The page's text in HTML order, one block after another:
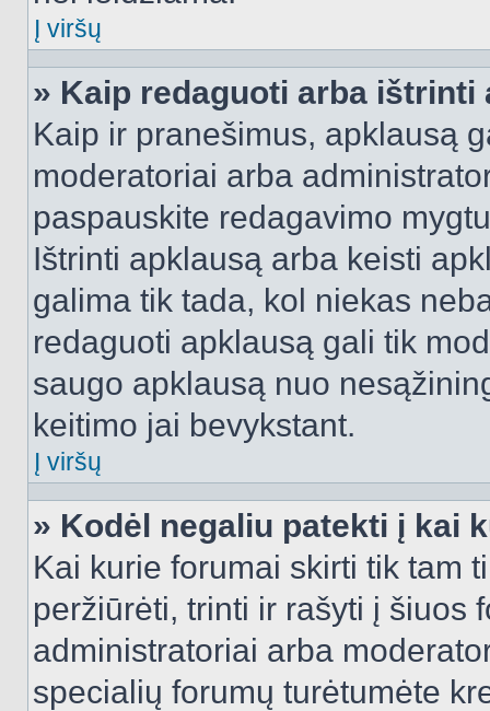
Į viršų
» Kaip redaguoti arba ištrinti
Kaip ir pranešimus, apklausą
moderatoriai arba
paspauskite redagavimo
Ištrinti apklausą arba keisti
galima tik tada, kol niekas
redaguoti apklausą gali tik
saugo apklausą nuo
keitimo jai bevykstant.
Į viršų
» Kodėl negaliu patekti į kai
Kai kurie forumai skirti tik tam
peržiūrėti, trinti ir rašyti į šiuos
administratoriai arba
specialių forumų turėtumėte